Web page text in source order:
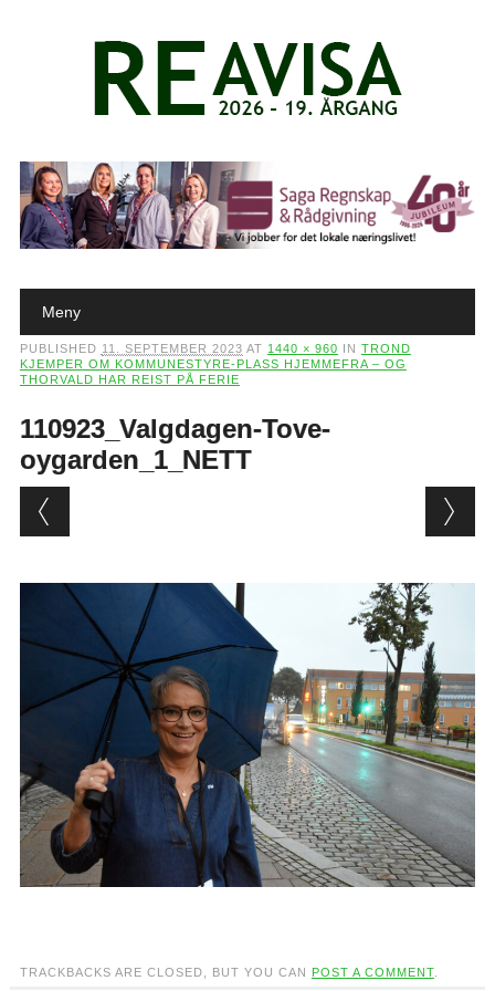
Main menu
Meny
PUBLISHED 11. SEPTEMBER 2023 AT 1440 × 960 IN TROND
KJEMPER OM KOMMUNESTYRE-PLASS HJEMMEFRA – OG
THORVALD HAR REIST PÅ FERIE
110923_Valgdagen-Tove-
oygarden_1_NETT
TRACKBACKS ARE CLOSED, BUT YOU CAN POST A COMMENT.